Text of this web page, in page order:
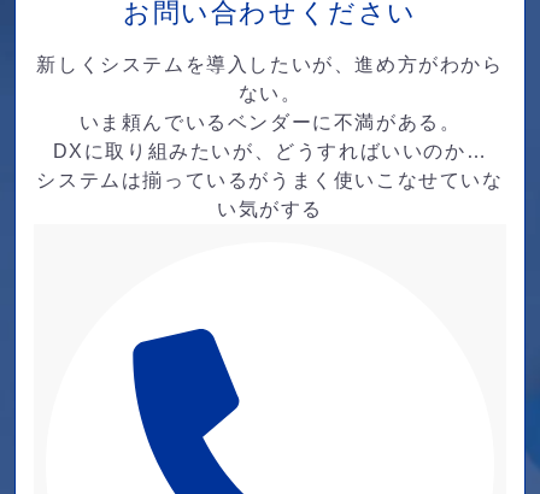
お問い合わせください
新しくシステムを導入したいが、進め方がわから
ない。
いま頼んでいるベンダーに不満がある。
DXに取り組みたいが、どうすればいいのか…
システムは揃っているがうまく使いこなせていな
い気がする